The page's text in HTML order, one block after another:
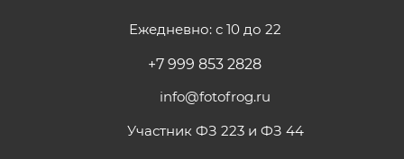
Ежедневно: с 10 до 22
+7 999 853 2828
info@fotofrog.ru
Участник ФЗ 223 и ФЗ 44